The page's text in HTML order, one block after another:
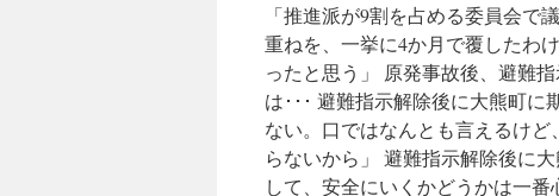
「推進派が9割を占める委員会で
重ねを、一挙に4か月で覆したわ
ったと思う」 原発事故後、避難
は･･･ 避難指示解除後に大熊町に
ない。口ではなんとも言えるけ
らないから」 避難指示解除後に
して、安全にいくかどうかは一